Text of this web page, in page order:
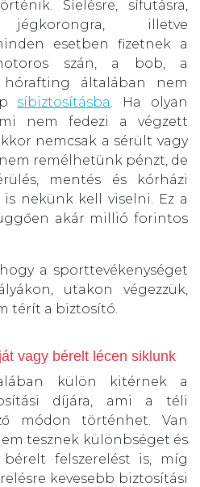
Síelésre, sífutásra,
jégkorongra, illetve
esetben fizetnek a
szán, a bob, a
hórafting általában nem
síbiztosításba. Ha olyan
nem fedezi a végzett
nemcsak a sérült vagy
remélhetünk pénzt, de
mentés és kórházi
nekünk kell viselni. Ez a
akár millió forintos
a sporttevékenységet
utakon végezzük,
térít a biztosító.
vagy bérelt lécen siklunk
külön kitérnek a
díjára, ami a téli
módon történhet. Van
tesznek különbséget és
felszerelést is, míg
kevesebb biztosítási